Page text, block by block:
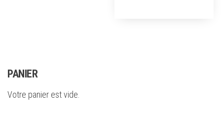
PANIER
Votre panier est vide.